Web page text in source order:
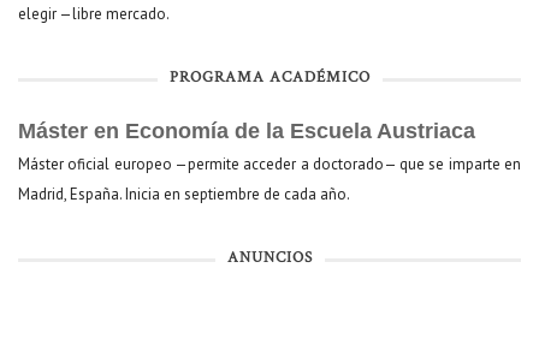
elegir —libre mercado.
PROGRAMA ACADÉMICO
Máster en Economía de la Escuela Austriaca
Máster oficial europeo —permite acceder a doctorado— que se imparte en
Madrid, España. Inicia en septiembre de cada año.
ANUNCIOS